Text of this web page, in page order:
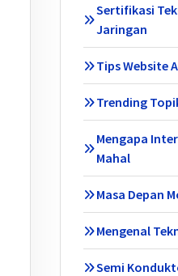
Sertifikasi
Jaringan
Tips Website
Trending
Mengapa
Mahal
Masa Depan
Mengenal
Semi